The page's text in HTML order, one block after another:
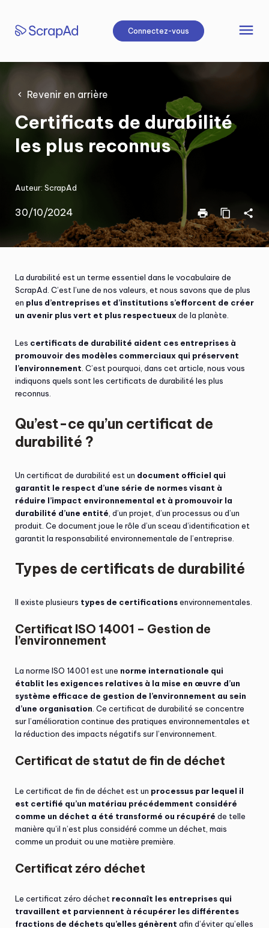
contenu
Connectez-vous menu
Revenir en arrière
Certificats de durabilité
les plus reconnus
Auteur: ScrapAd
30/10/2024 print content_copy share
La durabilité est un terme essentiel dans le vocabulaire de
ScrapAd. C’est l’une de nos valeurs, et nous savons que de plus
en plus d’entreprises et d’institutions s’efforcent de créer
un avenir plus vert et plus respectueuxde la planète.
Les certificats de durabilité aident ces entreprises à
promouvoir des modèles commerciaux qui préservent
l’environnement . C’est pourquoi, dans cet article, nous vous
indiquons quels sont les certificats de durabilité les plus
reconnus.
Qu’est-ce qu’un certificat de
durabilité ?
Un certificat de durabilité est un document officiel qui
garantit le respect d’une série de normes visant à
réduire l’impact environnemental et à promouvoir la
durabilité d’une entité , d’un projet, d’un processus ou d’un
produit. Ce document joue le rôle d’un sceau d’identification et
garantit la responsabilité environnementale de l’entreprise.
Types de certificats de durabilité
Il existe plusieurs types de certificationsenvironnementales.
Certificat ISO 14001 – Gestion de
l’environnement
La norme ISO 14001 est une norme internationale qui
établit les exigences relatives à la mise en œuvre d’un
système efficace de gestion de l’environnement au sein
d’une organisation . Ce certificat de durabilité se concentre
sur l’amélioration continue des pratiques environnementales et
la réduction des impacts négatifs sur l’environnement.
Certificat de statut de fin de déchet
Le certificat de fin de déchet est un processus par lequel il
est certifié qu’un matériau précédemment considéré
comme un déchet a été transformé ou récupéré de telle
manière qu’il n’est plus considéré comme un déchet, mais
comme un produit ou une matière première.
Certificat zéro déchet
Le certificat zéro déchet reconnaît les entreprises qui
travaillent et parviennent à récupérer les différentes
fractions de déchets qu’elles génèrent afin d’éviter qu’elles